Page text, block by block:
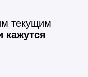
текущим
кажутся